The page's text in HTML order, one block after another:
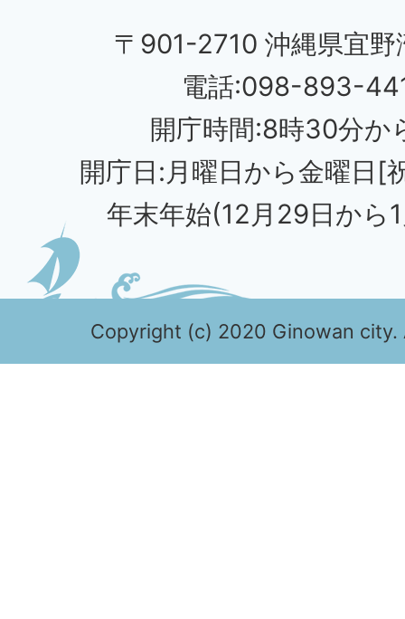
〒901-2710 沖縄県宜野
電話:098-893-
開庁時間:8時30分か
開庁日:月曜日から金曜日[
年末年始(12月29日から
Copyright (c) 2020 Ginowan city.